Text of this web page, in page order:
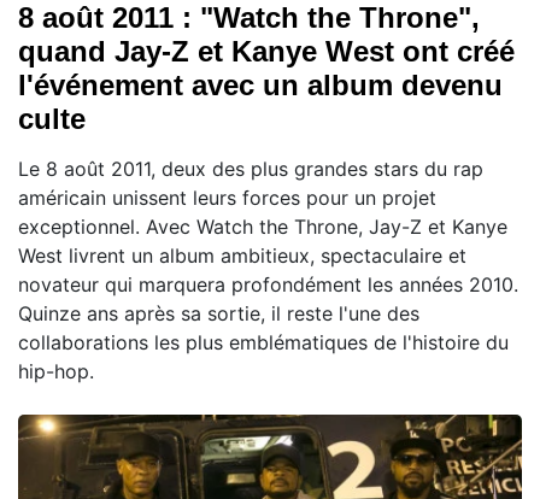
8 août 2011 : "Watch the Throne",
quand Jay-Z et Kanye West ont créé
l'événement avec un album devenu
culte
Le 8 août 2011, deux des plus grandes stars du rap
américain unissent leurs forces pour un projet
exceptionnel. Avec Watch the Throne, Jay-Z et Kanye
West livrent un album ambitieux, spectaculaire et
novateur qui marquera profondément les années 2010.
Quinze ans après sa sortie, il reste l'une des
collaborations les plus emblématiques de l'histoire du
hip-hop.